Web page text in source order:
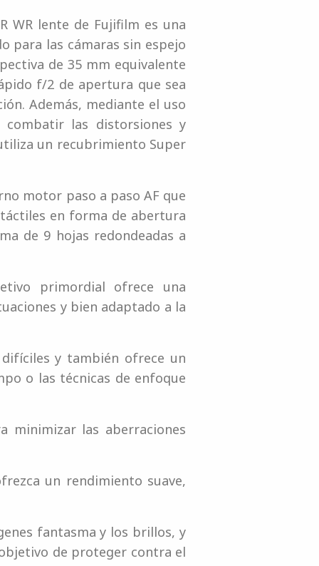
WR lente de Fujifilm es una
para las cámaras sin espejo
de 35 mm equivalente
f/2 de apertura que sea
Además, mediante el uso
las distorsiones y
un recubrimiento Super
motor paso a paso AF que
en forma de abertura
de 9 hojas redondeadas a
primordial ofrece una
y bien adaptado a la
y también ofrece un
o las técnicas de enfoque
minimizar las aberraciones
un rendimiento suave,
fantasma y los brillos, y
de proteger contra el